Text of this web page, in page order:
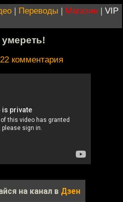
| Переводы | Магазин | VIP
комментария
на канал в Дзен